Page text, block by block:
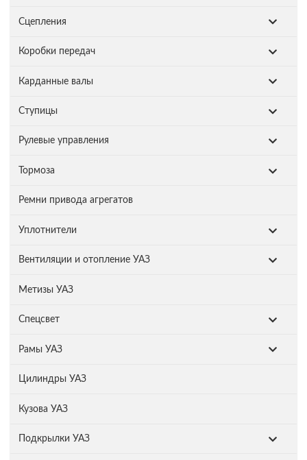
Сцепления
Коробки передач
Карданные валы
Ступицы
Рулевые управления
Тормоза
Ремни привода агрегатов
Уплотнители
Вентиляции и отопление УАЗ
Метизы УАЗ
Спецсвет
Рамы УАЗ
Цилиндры УАЗ
Кузова УАЗ
Подкрылки УАЗ